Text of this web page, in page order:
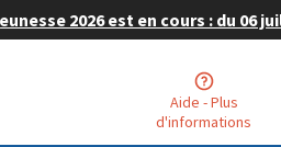
2026 est en cours : du 06
Aide - Plus
d'informations